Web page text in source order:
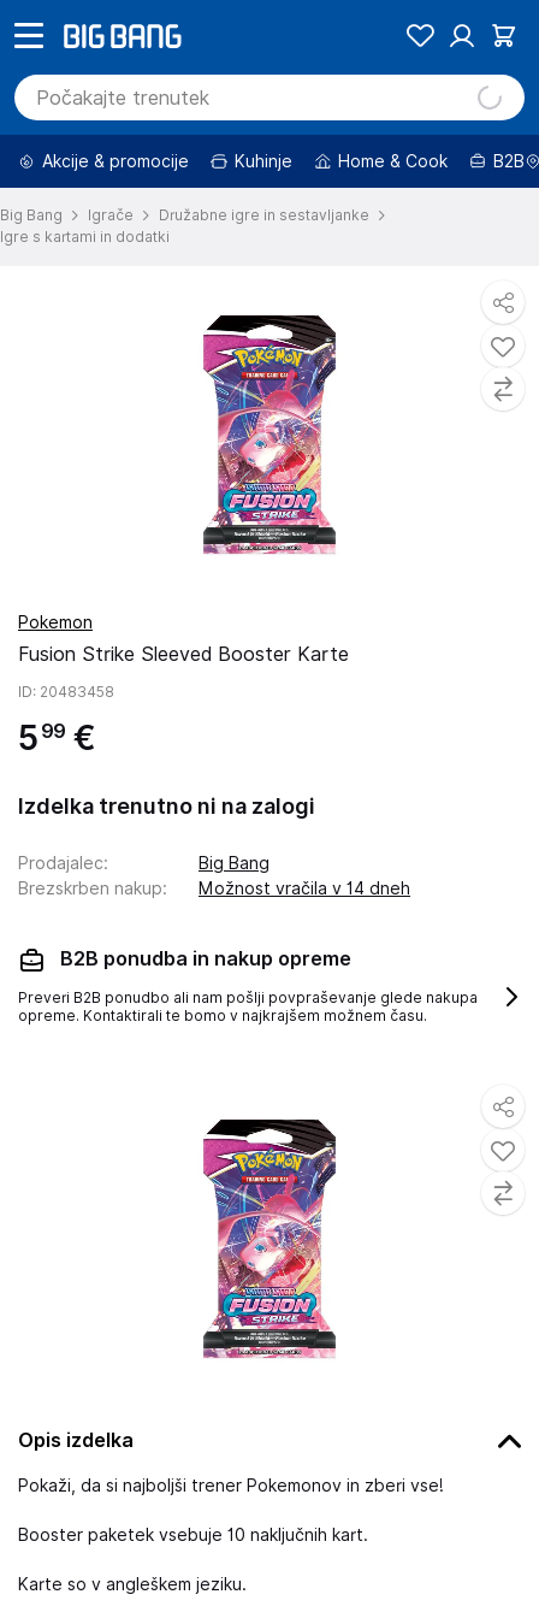
Akcije & promocije Kuhinje Home & Cook B2B
Big Bang Igrače
Družabne igre in sestavljanke
Igre s kartami in dodatki
Opis izdelka
Pokaži, da si najboljši trener Pokemonov in zberi vse!
Booster paketek vsebuje 10 naključnih kart.
Karte so v angleškem jeziku.
Pokemon
Fusion Strike Sleeved Booster Karte
ID: 20483458
5 99 €
Izdelka trenutno ni na zalogi
Prodajalec:
Big Bang
Brezskrben nakup: Možnost vračila v 14 dneh
B2B ponudba in nakup opreme
Preveri B2B ponudbo ali nam pošlji povpraševanje glede nakupa
opreme. Kontaktirali te bomo v najkrajšem možnem času.